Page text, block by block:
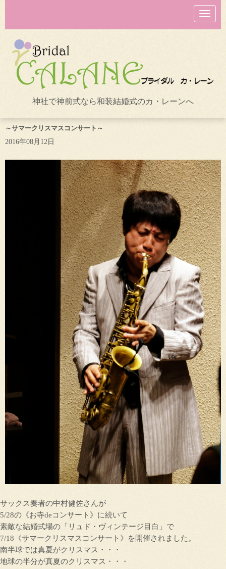
N
a
v
o
n
神社で神前式なら和装結婚式のカ・レーンへ
～サマークリスマスコンサート～
2016年08月12日
サックス奏者の中村健佐さんが
5/28の《お寺deコンサート》に続いて
素敵な結婚式場の「リュド・ヴィンテージ目白」で
7/18《サマークリスマスコンサート》を開催されました。
南半球では真夏がクリスマス・・・
地球の半分が真夏のクリスマス・・・